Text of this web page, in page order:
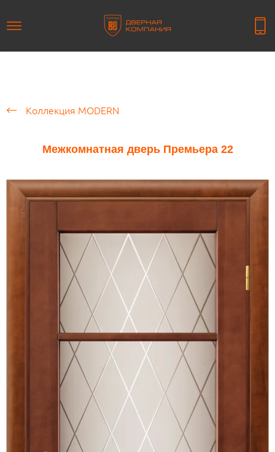
Коллекция MODERN
Межкомнатная дверь Премьера 22